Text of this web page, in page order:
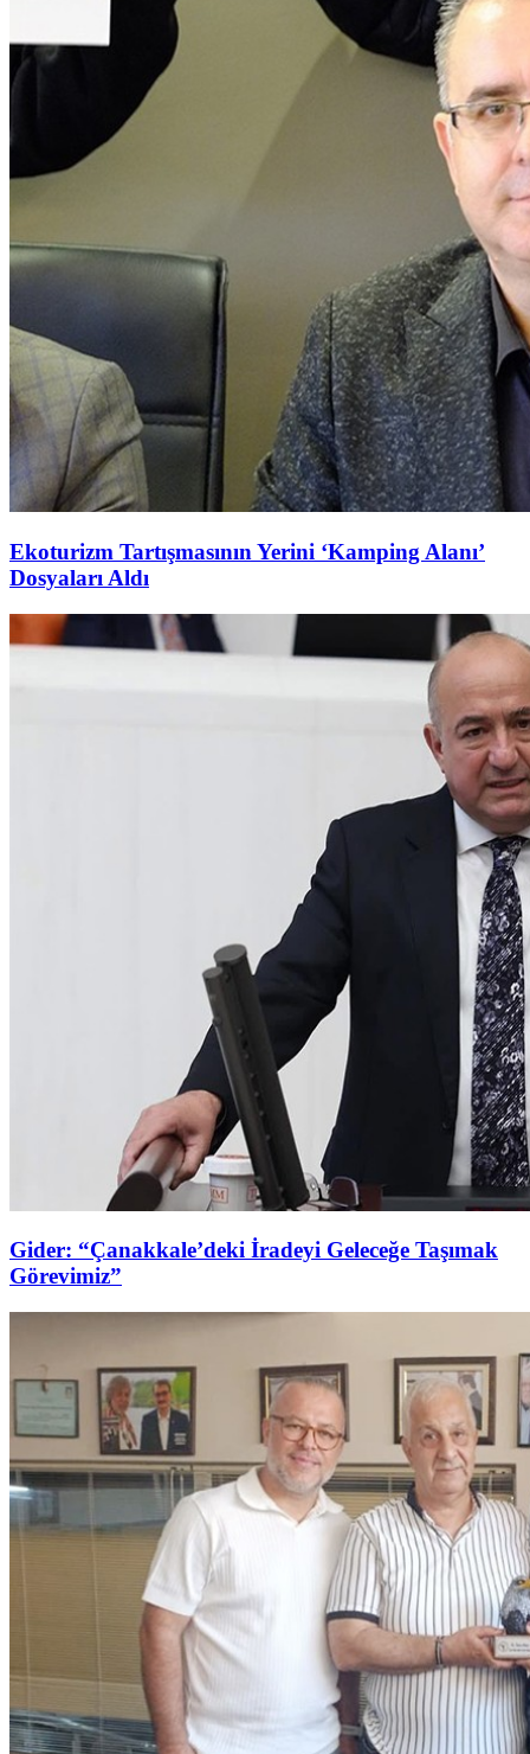
Ekoturizm Tartışmasının Yerini ‘Kamping Alanı’
Dosyaları Aldı
Gider: “Çanakkale’deki İradeyi Geleceğe Taşımak
Görevimiz”